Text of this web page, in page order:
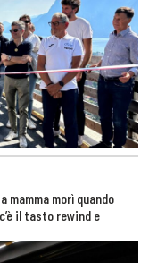
morì quando
il tasto rewind e